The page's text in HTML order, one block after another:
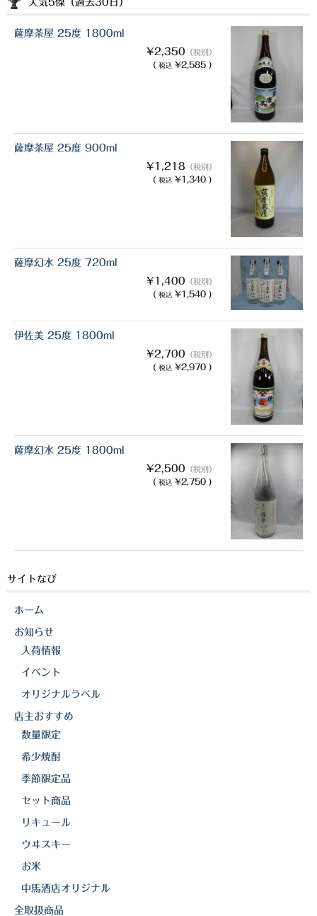
人気5傑（過去30日）
薩摩茶屋 25度 1800ml
¥2,350 （税別）
( 税込 ¥2,585 )
薩摩茶屋 25度 900ml
¥1,218 （税別）
( 税込 ¥1,340 )
薩摩幻水 25度 720ml
¥1,400 （税別）
( 税込 ¥1,540 )
伊佐美 25度 1800ml
¥2,700 （税別）
( 税込 ¥2,970 )
薩摩幻水 25度 1800ml
¥2,500 （税別）
( 税込 ¥2,750 )
サイトなび
ホーム
お知らせ
入荷情報
イベント
オリジナルラベル
店主おすすめ
数量限定
希少焼酎
季節限定品
セット商品
リキュール
ウヰスキー
お米
中馬酒店オリジナル
全取扱商品